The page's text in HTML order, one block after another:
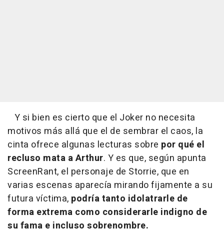
Y si bien es cierto que el Joker no necesita
motivos más allá que el de sembrar el caos, la
cinta ofrece algunas lecturas sobre por qué el
recluso mata a Arthur. Y es que, según apunta
ScreenRant, el personaje de Storrie, que en
varias escenas aparecía mirando fijamente a su
futura víctima, podría tanto idolatrarle de
forma extrema como considerarle indigno de
su fama e incluso sobrenombre.